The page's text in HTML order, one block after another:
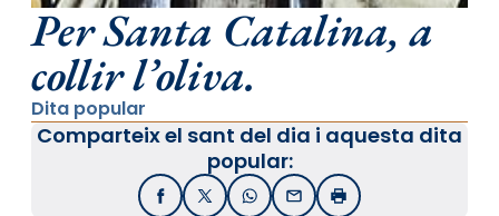
Per Santa Catalina, a
collir l’oliva.
Dita popular
Comparteix el sant del dia i aquesta dita
popular:
FacebookX / TwitterWhatsApp
EmailImprimir